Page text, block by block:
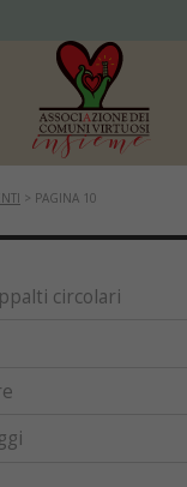
> PAGINA 10
circolari